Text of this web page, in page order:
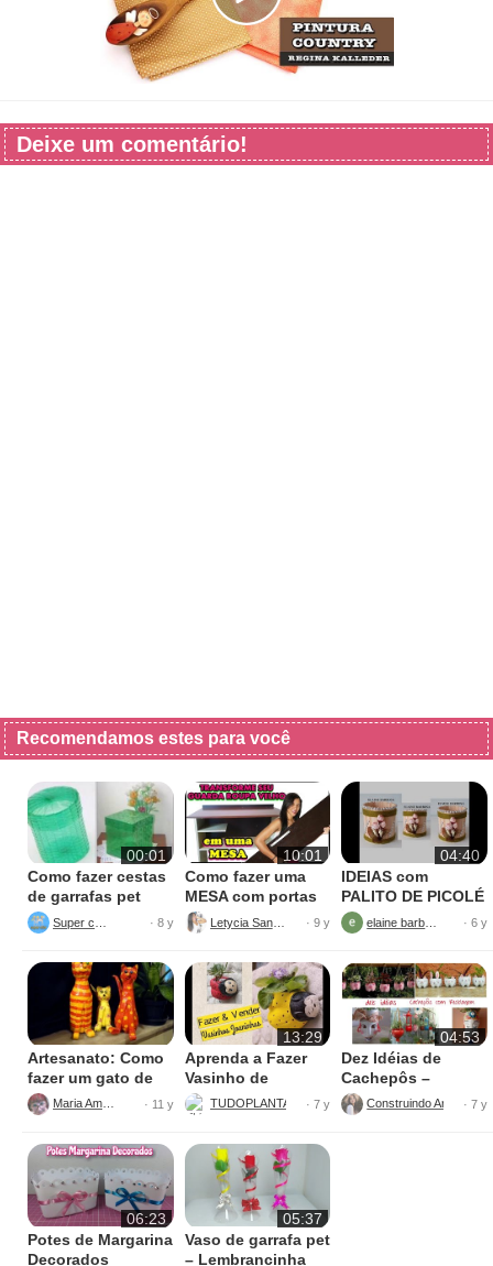
Deixe um comentário!
Recomendamos estes para você
00:01
Como fazer cestas
de garrafas pet
· 8 y
10:01
Como fazer uma
MESA com portas
de guarda roupa
Letycia Santos · 9 y
04:40
IDEIAS com
PALITO DE PICOLÉ
E GARRAFA PET
· 6 y
Artesanato: Como
fazer um gato de
garrafa petMaria Amora · 11 y
13:29
Aprenda a Fazer
Vasinho de
Joaninha
· 7 y
04:53
Dez Idéias de
Cachepôs –
Reciclagem com
Garrafa Pet
· 7 y
06:23
Potes de Margarina
Decorados
05:37
Vaso de garrafa pet
– Lembrancinha